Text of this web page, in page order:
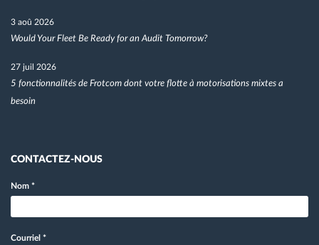
3 aoû 2026
Would Your Fleet Be Ready for an Audit Tomorrow?
27 juil 2026
5 fonctionnalités de Frotcom dont votre flotte à motorisations mixtes a
besoin
CONTACTEZ-NOUS
Nom *
Courriel *